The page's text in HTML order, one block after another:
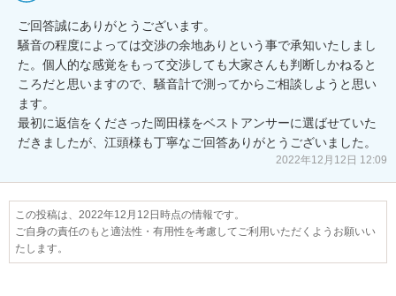
ご回答誠にありがとうございます。
騒音の程度によっては交渉の余地ありという事で承知いたしまし
た。個人的な感覚をもって交渉しても大家さんも判断しかねると
ころだと思いますので、騒音計で測ってからご相談しようと思い
ます。
最初に返信をくださった岡田様をベストアンサーに選ばせていた
だきましたが、江頭様も丁寧なご回答ありがとうございました。
2022年12月12日 12:09
この投稿は、2022年12月12日時点の情報です。
ご自身の責任のもと適法性・有用性を考慮してご利用いただくようお願いい
たします。